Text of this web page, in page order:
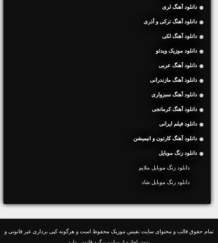
دانلود آهنگ لری
دانلود آهنگ ترکی و آذری
دانلود آهنگ لکی
دانلود موزیک ویدئو
دانلود آهنگ عربی
دانلود آهنگ مازندرانی
دانلود آهنگ سبزواری
دانلود آهنگ کرمانجی
دانلود فیلم ایرانی
دانلود آهنگ کارتون و انیمیشن
دانلود زنگ موبایل
دانلود زنگ موبایل ملایم
دانلود زنگ موبایل شاد
تمام حقوق قالب و محتوای سایت نفیس موزیک محفوظ است و هرگونه کپی برداری غیر قانونی و